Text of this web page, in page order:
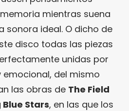
mientras suena
sonora ideal. O dicho de
disco todas las piezas
unidas por
emocional, del mismo
las obras de The Field
Stars, en las que los